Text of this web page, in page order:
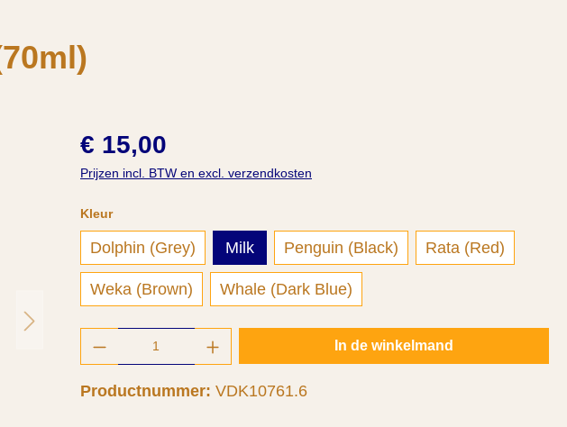
€ 15,00
Prijzen incl. BTW en excl. verzendkosten
Selecteer
Kleur
Dolphin (Grey) Milk Penguin (Black) Rata (Red)
Weka (Brown) Whale (Dark Blue)
Producthoeveelheid: Voer de gewenste
In de winkelmand
Productnummer: VDK10761.6